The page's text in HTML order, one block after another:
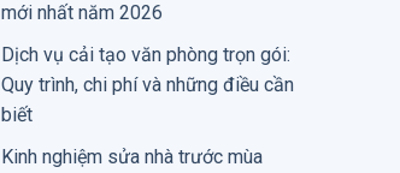
mới nhất năm 2026
Dịch vụ cải tạo văn phòng trọn gói:
Quy trình, chi phí và những điều cần
biết
Kinh nghiệm sửa nhà trước mùa